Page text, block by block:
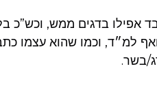
אפילו בדגים ממש, וכש”כ
למ״ד, וכמו שהוא עצמו
בשר.